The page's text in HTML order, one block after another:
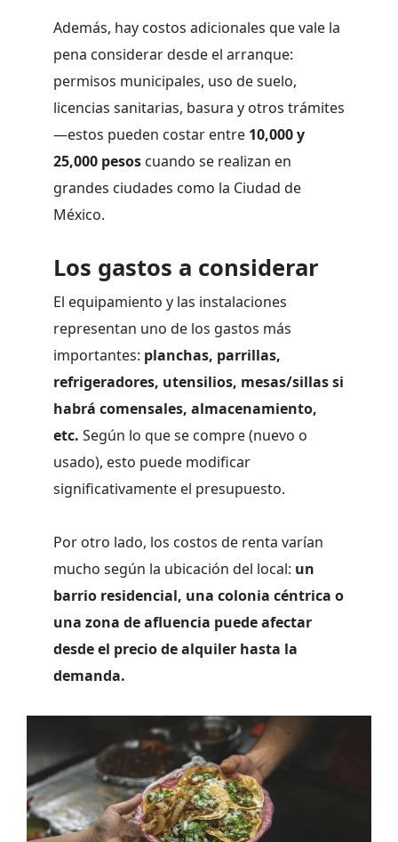
Además, hay costos adicionales que vale la
pena considerar desde el arranque:
permisos municipales, uso de suelo,
licencias sanitarias, basura y otros trámites
—estos pueden costar entre 10,000 y
25,000 pesos cuando se realizan en
grandes ciudades como la Ciudad de
México.
Los gastos a considerar
El equipamiento y las instalaciones
representan uno de los gastos más
importantes: planchas, parrillas,
refrigeradores, utensilios, mesas/sillas si
habrá comensales, almacenamiento,
etc. Según lo que se compre (nuevo o
usado), esto puede modificar
significativamente el presupuesto.
Por otro lado, los costos de renta varían
mucho según la ubicación del local: un
barrio residencial, una colonia céntrica o
una zona de afluencia puede afectar
desde el precio de alquiler hasta la
demanda.